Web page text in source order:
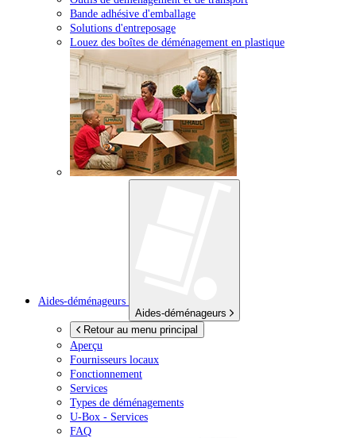
Bande adhésive d'emballage
Solutions d'entreposage
Louez des boîtes de déménagement en plastique
Aides-déménageurs
Aides-déménageurs
Retour au menu principal
Aperçu
Fournisseurs locaux
Fonctionnement
Services
Types de déménagements
U-Box - Services
FAQ